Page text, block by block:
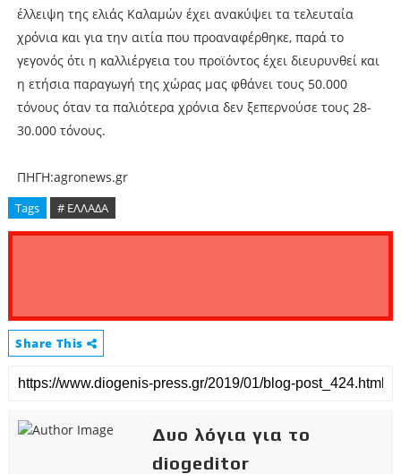
έλλειψη της ελιάς Καλαμών έχει ανακύψει τα τελευταία
χρόνια και για την αιτία που προαναφέρθηκε, παρά το
γεγονός ότι η καλλιέργεια του προϊόντος έχει διευρυνθεί και
η ετήσια παραγωγή της χώρας μας φθάνει τους 50.000
τόνους όταν τα παλιότερα χρόνια δεν ξεπερνούσε τους 28-
30.000 τόνους.
ΠΗΓΗ:agronews.gr
Tags # ΕΛΛΑΔΑ
Share This
Δυο λόγια για το
diogeditor